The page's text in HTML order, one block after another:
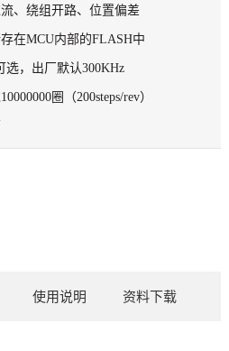
、绕组开路、位置偏差
在MCU内部的FLASH中
选，出厂默认300KHz
圈（200steps/rev）
使用说明 资料下载